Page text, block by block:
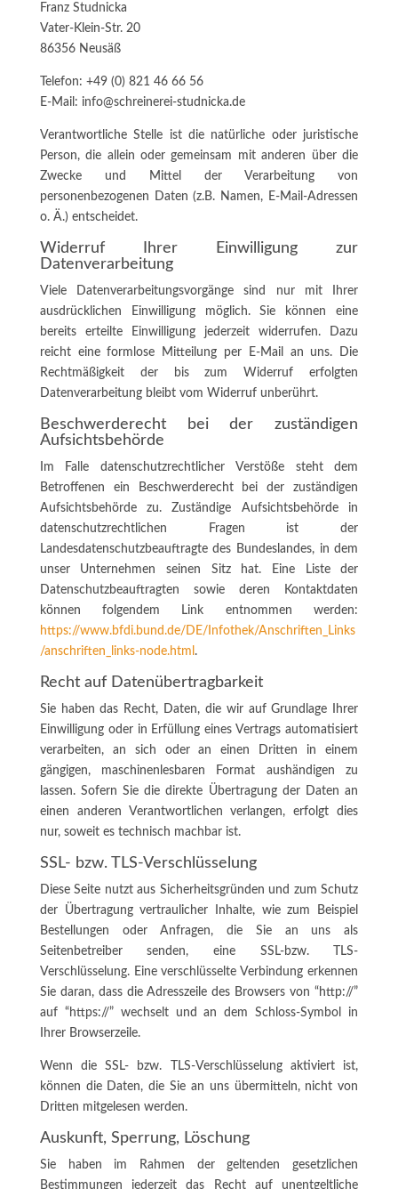
Franz Studnicka
Vater-Klein-Str. 20
86356 Neusäß
Telefon: +49 (0) 821 46 66 56
E-Mail: info@schreinerei-studnicka.de
Verantwortliche Stelle ist die natürliche oder juristische
Person, die allein oder gemeinsam mit anderen über die
Zwecke und Mittel der Verarbeitung von
personenbezogenen Daten (z.B. Namen, E-Mail-Adressen
o. Ä.) entscheidet.
Widerruf Ihrer Einwilligung zur
Datenverarbeitung
Viele Datenverarbeitungsvorgänge sind nur mit Ihrer
ausdrücklichen Einwilligung möglich. Sie können eine
bereits erteilte Einwilligung jederzeit widerrufen. Dazu
reicht eine formlose Mitteilung per E-Mail an uns. Die
Rechtmäßigkeit der bis zum Widerruf erfolgten
Datenverarbeitung bleibt vom Widerruf unberührt.
Beschwerderecht bei der zuständigen
Aufsichtsbehörde
Im Falle datenschutzrechtlicher Verstöße steht dem
Betroffenen ein Beschwerderecht bei der zuständigen
Aufsichtsbehörde zu. Zuständige Aufsichtsbehörde in
datenschutzrechtlichen Fragen ist der
Landesdatenschutzbeauftragte des Bundeslandes, in dem
unser Unternehmen seinen Sitz hat. Eine Liste der
Datenschutzbeauftragten sowie deren Kontaktdaten
können folgendem Link entnommen werden:
https://www.bfdi.bund.de/DE/Infothek/Anschriften_Links
/anschriften_links-node.html .
Recht auf Datenübertragbarkeit
Sie haben das Recht, Daten, die wir auf Grundlage Ihrer
Einwilligung oder in Erfüllung eines Vertrags automatisiert
verarbeiten, an sich oder an einen Dritten in einem
gängigen, maschinenlesbaren Format aushändigen zu
lassen. Sofern Sie die direkte Übertragung der Daten an
einen anderen Verantwortlichen verlangen, erfolgt dies
nur, soweit es technisch machbar ist.
SSL- bzw. TLS-Verschlüsselung
Diese Seite nutzt aus Sicherheitsgründen und zum Schutz
der Übertragung vertraulicher Inhalte, wie zum Beispiel
Bestellungen oder Anfragen, die Sie an uns als
Seitenbetreiber senden, eine SSL-bzw. TLS-
Verschlüsselung. Eine verschlüsselte Verbindung erkennen
Sie daran, dass die Adresszeile des Browsers von “http://”
auf “https://” wechselt und an dem Schloss-Symbol in
Ihrer Browserzeile.
Wenn die SSL- bzw. TLS-Verschlüsselung aktiviert ist,
können die Daten, die Sie an uns übermitteln, nicht von
Dritten mitgelesen werden.
Auskunft, Sperrung, Löschung
Sie haben im Rahmen der geltenden gesetzlichen
Bestimmungen jederzeit das Recht auf unentgeltliche